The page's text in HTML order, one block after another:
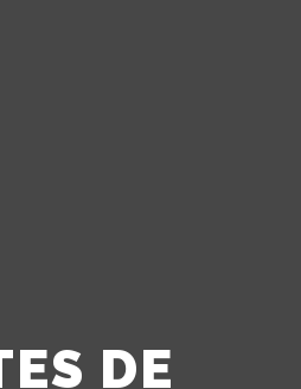
DE